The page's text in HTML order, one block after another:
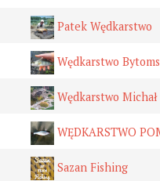
Patek Wędkarstwo
Wędkarstwo
Wędkarstwo Michał
WĘDKARSTWO
Sazan Fishing